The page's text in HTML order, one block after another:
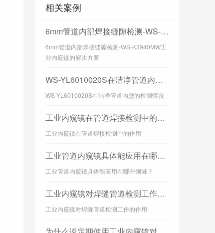
相关案例
6mm管道内部焊接缝隙检测-WS-K3940MW工业内窥镜的解决方案
6mm管道内部焊接缝隙检测-WS-K3940MW工
业内窥镜的解决方案
WS-YL6010020S在洁净管道内壁的检测情况
WS-YL6010020S在洁净管道内壁的检测情况
工业内窥镜在管道焊接检测中的作用
工业内窥镜在管道焊接检测中的作用
工业管道内窥镜具体能应用在哪些领域？
工业管道内窥镜具体能应用在哪些领域？
工业内窥镜对焊缝管道检测工作的作用
工业内窥镜对焊缝管道检测工作的作用